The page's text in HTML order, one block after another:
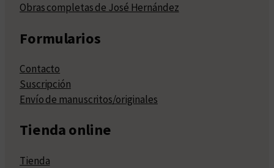
Obras completas de José Hernández
Formularios
Contacto
Suscripción
Envío de manuscritos/originales
Tienda online
Tienda